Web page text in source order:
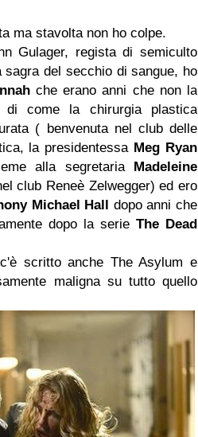
ma stavolta non ho colpe.
Gulager, regista di semiculto
sagra del secchio di sangue, ho
che erano anni che non la
di come la chirurgia plastica
( benvenuta nel club delle
la presidentessa Meg Ryan
alla segretaria Madeleine
club Reneè Zelwegger) ed ero
Michael Hall dopo anni che
dopo la serie The Dead
scritto anche The Asylum e
maligna su tutto quello